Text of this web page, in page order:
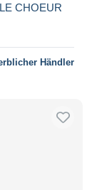
CHOEUR
Händler